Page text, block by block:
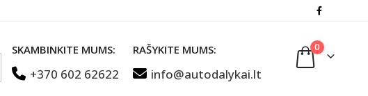
SKAMBINKITE MUMS:
+370 602 62622
RAŠYKITE MUMS:
info@autodalykai.lt
0